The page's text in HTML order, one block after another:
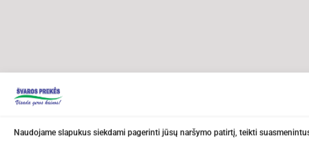
Naudojame slapukus siekdami pagerinti jūsų naršymo patirtį, teikti